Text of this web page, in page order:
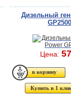
Дизельный
Цена:
Купить в 1